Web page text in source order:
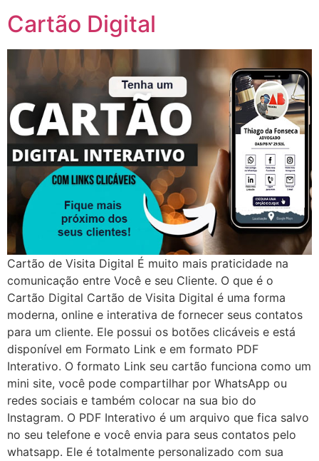
Cartão Digital
Cartão de Visita Digital É muito mais praticidade na
comunicação entre Você e seu Cliente. O que é o
Cartão Digital Cartão de Visita Digital é uma forma
moderna, online e interativa de fornecer seus contatos
para um cliente. Ele possui os botões clicáveis e está
disponível em Formato Link e em formato PDF
Interativo. O formato Link seu cartão funciona como um
mini site, você pode compartilhar por WhatsApp ou
redes sociais e também colocar na sua bio do
Instagram. O PDF Interativo é um arquivo que fica salvo
no seu telefone e você envia para seus contatos pelo
whatsapp. Ele é totalmente personalizado com sua